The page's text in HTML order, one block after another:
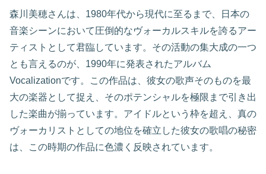
森川美穂さんは、1980年代から現代に至るまで、日本の
音楽シーンにおいて圧倒的なヴォーカルスキルを誇るアー
ティストとして君臨しています。その活動の集大成の一つ
とも言えるのが、1990年に発表されたアルバム
Vocalizationです。この作品は、彼女の歌声そのものを最
大の楽器として捉え、そのポテンシャルを極限まで引き出
した楽曲が揃っています。アイドルという枠を超え、真の
ヴォーカリストとしての地位を確立した彼女の歌唱の秘密
は、この時期の作品に色濃く反映されています。